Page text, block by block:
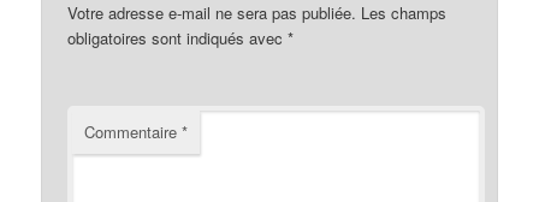
Votre adresse e-mail ne sera pas publiée. Les champs
obligatoires sont indiqués avec*
Commentaire*